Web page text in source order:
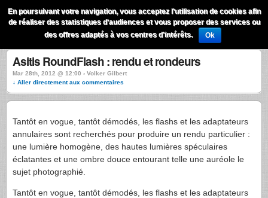
QuestionsPhoto Menu
Asitis RoundFlash : rendu et rondeurs
Mar 28th, 2012 @ 12:00 › Volker Gilbert
↓ Aller directement aux commentaires
Tantôt en vogue, tantôt démodés, les flashs et les adaptateurs
annulaires sont recherchés pour produire un rendu particulier :
une lumière homogène, des hautes lumières spéculaires
éclatantes et une ombre douce entourant telle une auréole le
sujet photographié.
Tantôt en vogue, tantôt démodés, les flashs et les adaptateurs
En poursuivant votre navigation, vous acceptez l'utilisation de cookies afin
de réaliser des statistiques d'audiences et vous proposer des services ou
des offres adaptés à vos centres d'intérêts.
Ok